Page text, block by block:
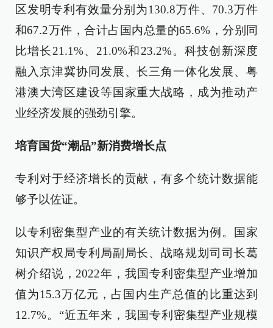
区发明专利有效量分别为130.8万件、70.3万件
和67.2万件，合计占国内总量的65.6%，分别同
比增长21.1%、21.0%和23.2%。科技创新深度
融入京津冀协同发展、长三角一体化发展、粤
港澳大湾区建设等国家重大战略，成为推动产
业经济发展的强劲引擎。
培育国货“潮品”新消费增长点
专利对于经济增长的贡献，有多个统计数据能
够予以佐证。
以专利密集型产业的有关统计数据为例。国家
知识产权局专利局副局长、战略规划司司长葛
树介绍说，2022年，我国专利密集型产业增加
值为15.3万亿元，占国内生产总值的比重达到
12.7%。“近五年来，我国专利密集型产业规模